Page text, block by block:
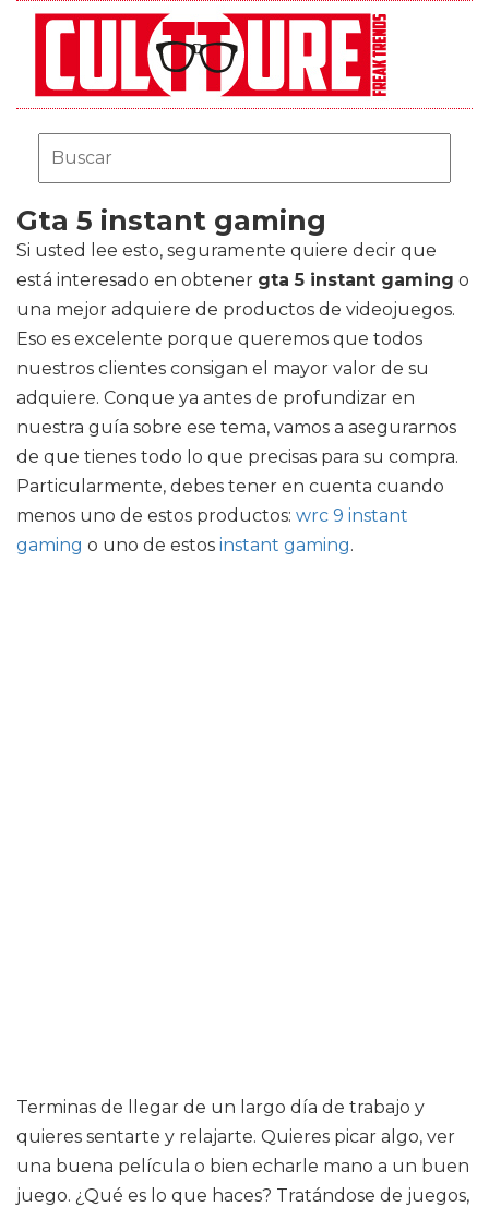
Gta 5 instant gaming
Si usted lee esto, seguramente quiere decir que
está interesado en obtener gta 5 instant gaming o
una mejor adquiere de productos de videojuegos.
Eso es excelente porque queremos que todos
nuestros clientes consigan el mayor valor de su
adquiere. Conque ya antes de profundizar en
nuestra guía sobre ese tema, vamos a asegurarnos
de que tienes todo lo que precisas para su compra.
Particularmente, debes tener en cuenta cuando
menos uno de estos productos: wrc 9 instant
gaming o uno de estos instant gaming.
Terminas de llegar de un largo día de trabajo y
quieres sentarte y relajarte. Quieres picar algo, ver
una buena película o bien echarle mano a un buen
juego. ¿Qué es lo que haces? Tratándose de juegos,